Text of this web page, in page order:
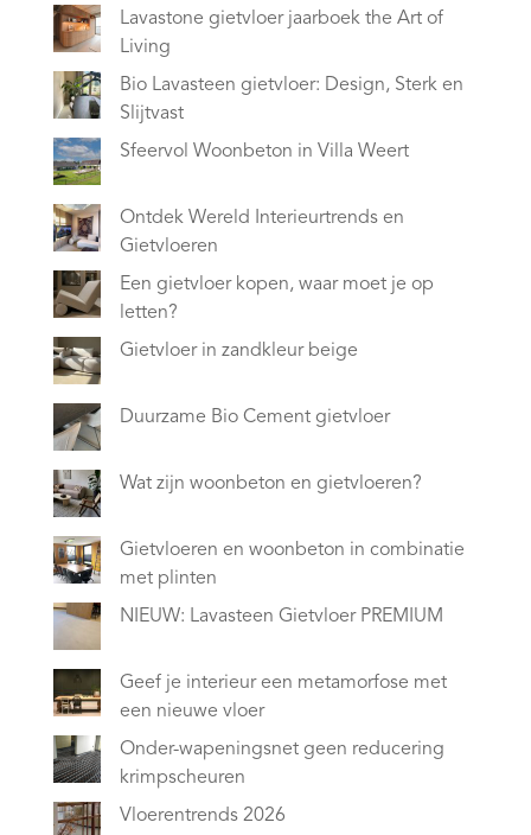
Lavastone gietvloer jaarboek the Art of
Living
Bio Lavasteen gietvloer: Design, Sterk en
Slijtvast
Sfeervol Woonbeton in Villa Weert
Ontdek Wereld Interieurtrends en
Gietvloeren
Een gietvloer kopen, waar moet je op
letten?
Gietvloer in zandkleur beige
Duurzame Bio Cement gietvloer
Wat zijn woonbeton en gietvloeren?
Gietvloeren en woonbeton in combinatie
met plinten
NIEUW: Lavasteen Gietvloer PREMIUM
Geef je interieur een metamorfose met
een nieuwe vloer
Onder-wapeningsnet geen reducering
krimpscheuren
Vloerentrends 2026